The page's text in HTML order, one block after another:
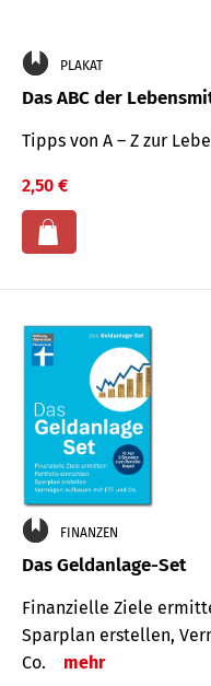
PLAKAT
Das ABC der
Tipps von A – Z zur
2,50 €
FINANZEN
Das Geldanlage-Set
Finanzielle Ziele
Sparplan erstellen,
Co.
mehr